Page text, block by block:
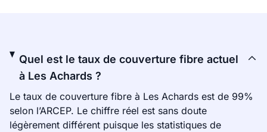
Quel est le taux de couverture fibre actuel
à Les Achards ?
Le taux de couverture fibre à Les Achards est de 99%
selon l’ARCEP. Le chiffre réel est sans doute
légèrement différent puisque les statistiques de